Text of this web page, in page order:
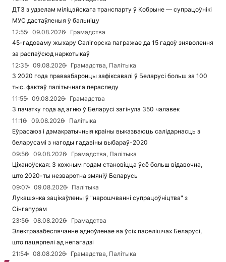
ДТЗ з удзелам міліцэйскага транспарту ў Кобрыне — супрацоўнікі
МУС дастаўленыя ў бальніцу
12:55
09.08.2026
Грамадства
45-гадоваму жыхару Салігорска пагражае да 15 гадоў зняволення
за распаўсюд наркотыкаў
12:35
09.08.2026
Грамадства, Палітыка
З 2020 года праваабаронцы зафіксавалі ў Беларусі больш за 100
тыс. фактаў палітычнага пераследу
11:55
09.08.2026
Грамадства
З пачатку года ад агню ў Беларусі загінула 350 чалавек
11:16
09.08.2026
Палітыка
Еўрасаюз і дэмакратычныя краіны выказваюць салідарнасць з
беларусамі з нагоды гадавіны выбараў-2020
09:56
09.08.2026
Грамадства, Палітыка
Ціханоўская: З кожным годам становіцца ўсё больш відавочна,
што 2020-ты незваротна змяніў Беларусь
09:07
09.08.2026
Палітыка
Лукашэнка зацікаўлены ў "нарошчванні супрацоўніцтва" з
Сінгапурам
23:56
08.08.2026
Грамадства
Электразабеспячэнне адноўленае ва ўсіх паселішчах Беларусі,
што пацярпелі ад непагадзі
21:54
08.08.2026
Грамадства, Палітыка